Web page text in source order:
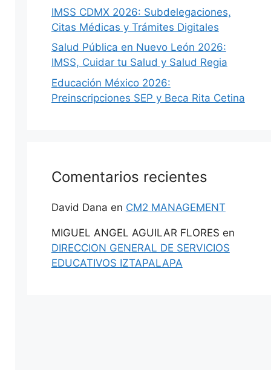
IMSS CDMX 2026: Subdelegaciones,
Citas Médicas y Trámites Digitales
Salud Pública en Nuevo León 2026:
IMSS, Cuidar tu Salud y Salud Regia
Educación México 2026:
Preinscripciones SEP y Beca Rita Cetina
Comentarios recientes
David Dana en CM2 MANAGEMENT
MIGUEL ANGEL AGUILAR FLORES en
DIRECCION GENERAL DE SERVICIOS
EDUCATIVOS IZTAPALAPA